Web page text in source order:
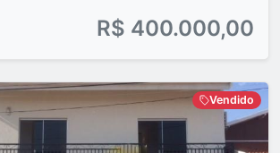
R$ 400.000,00
Vendido